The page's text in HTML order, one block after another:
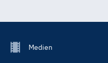
FooterMedien